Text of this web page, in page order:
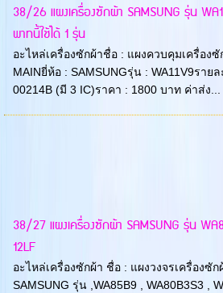
38/26 แผงเครื่องซักผ้า SAMSUNG รุ่น
พาทนี้ใช้ได้ 1 รุ่น
อะไหล่เครื่องซักผ้าชื่อ : แผงควบคุมเครื่องซั
MAINยี่ห้อ : SAMSUNGรุ่น : WA11V9ราย
00214B (มี 3 IC)ราคา : 1800 บาท ค่าส่ง...
38/27 แผงเครื่องซักผ้า SAMSUNG รุ่น
12LF
อะไหล่เครื่องซักผ้า ชื่อ : แผงวงจรเครื่องซัก
SAMSUNG รุ่น ,WA85B9 , WA80B3S3 ,